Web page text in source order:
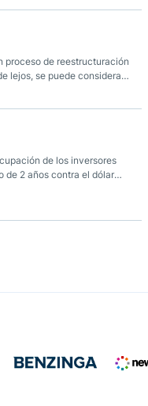
proceso de reestructuración
lejos, se puede considerar
de los inversores
de 2 años contra el dólar
elevaron a cerca del